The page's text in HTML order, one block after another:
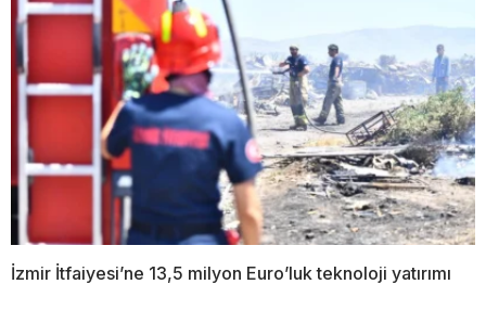
İzmir İtfaiyesi’ne 13,5 milyon Euro’luk teknoloji yatırımı